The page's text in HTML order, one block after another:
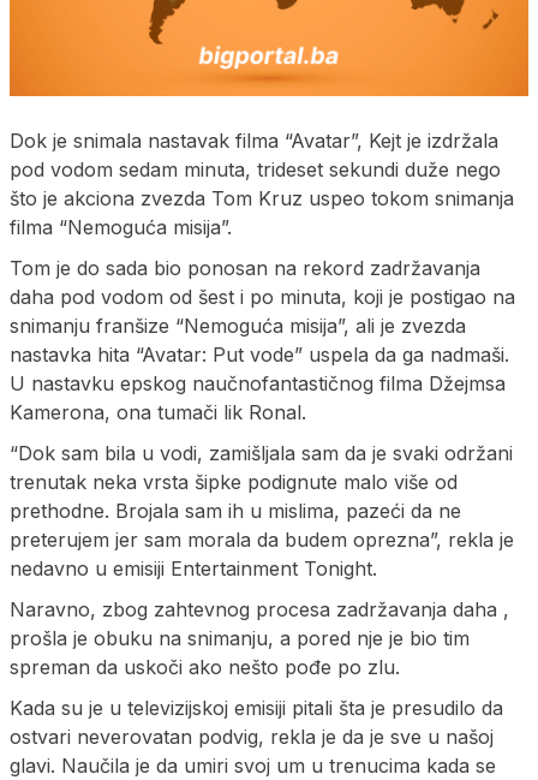
Dok je snimala nastavak filma “Avatar”, Kejt je izdržala
pod vodom sedam minuta, trideset sekundi duže nego
što je akciona zvezda Tom Kruz uspeo tokom snimanja
filma “Nemoguća misija”.
Tom je do sada bio ponosan na rekord zadržavanja
daha pod vodom od šest i po minuta, koji je postigao na
snimanju franšize “Nemoguća misija”, ali je zvezda
nastavka hita “Avatar: Put vode” uspela da ga nadmaši.
U nastavku epskog naučnofantastičnog filma Džejmsa
Kamerona, ona tumači lik Ronal.
“Dok sam bila u vodi, zamišljala sam da je svaki održani
trenutak neka vrsta šipke podignute malo više od
prethodne. Brojala sam ih u mislima, pazeći da ne
preterujem jer sam morala da budem oprezna”, rekla je
nedavno u emisiji Entertainment Tonight.
Naravno, zbog zahtevnog procesa zadržavanja daha ,
prošla je obuku na snimanju, a pored nje je bio tim
spreman da uskoči ako nešto pođe po zlu.
Kada su je u televizijskoj emisiji pitali šta je presudilo da
ostvari neverovatan podvig, rekla je da je sve u našoj
glavi. Naučila je da umiri svoj um u trenucima kada se